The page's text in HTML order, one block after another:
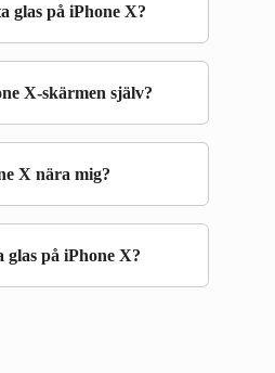
glas på iPhone X?
X-skärmen själv?
X nära mig?
på iPhone X?